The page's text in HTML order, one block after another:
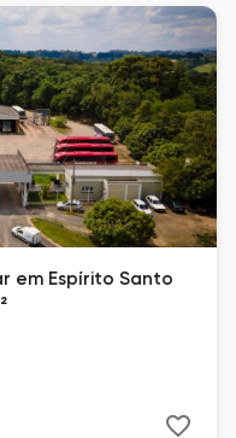
em Espírito Santo